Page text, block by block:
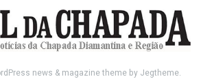
news & magazine theme by Jegtheme.